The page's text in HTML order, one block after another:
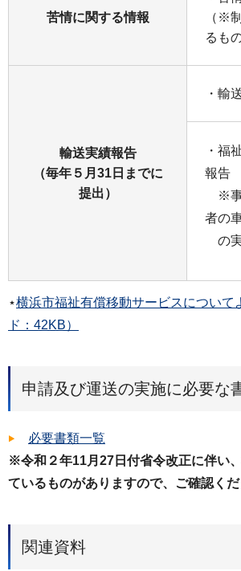
苦情に関する情報
（※
るも
輸送実績報告
（毎年５月31日までに
提出）
・輸
・福
報告
※事
者の
の
⋆横浜市福祉有償移動サービスについて
ド：42KB）
申請及び運送の実施に必要な
必要書類一覧
※令和２年11月27日付省令改正に伴い
ているものがありますので、ご確認くだ
関連資料